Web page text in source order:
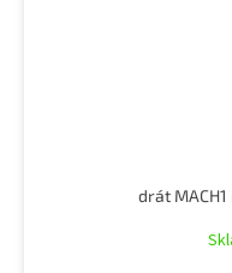
drát